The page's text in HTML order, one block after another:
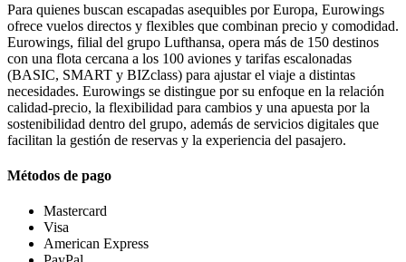
Para quienes buscan escapadas asequibles por Europa, Eurowings
ofrece vuelos directos y flexibles que combinan precio y comodidad.
Eurowings, filial del grupo Lufthansa, opera más de 150 destinos
con una flota cercana a los 100 aviones y tarifas escalonadas
(BASIC, SMART y BIZclass) para ajustar el viaje a distintas
necesidades. Eurowings se distingue por su enfoque en la relación
calidad-precio, la flexibilidad para cambios y una apuesta por la
sostenibilidad dentro del grupo, además de servicios digitales que
facilitan la gestión de reservas y la experiencia del pasajero.
Métodos de pago
Mastercard
Visa
American Express